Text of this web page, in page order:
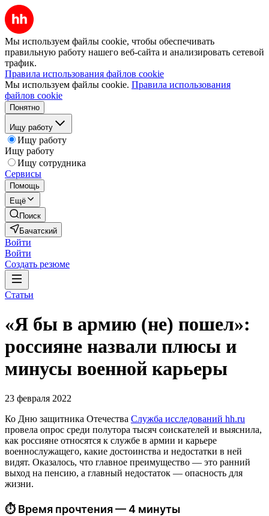
Мы используем файлы cookie, чтобы обеспечивать
правильную работу нашего веб-сайта и анализировать сетевой
трафик.
Правила использования файлов cookie
Мы используем файлы cookie. Правила использования
файлов cookie
Понятно
Ищу работу
Ищу работу
Ищу работу
Ищу сотрудника
Сервисы
Помощь
Ещё
Поиск
Бачатский
Войти
Войти
Создать резюме
Статьи
«Я бы в армию (не) пошел»:
россияне назвали плюсы и
минусы военной карьеры
23 февраля 2022
Ко Дню защитника Отечества Служба исследований hh.ru
провела опрос среди полутора тысяч соискателей и выяснила,
как россияне относятся к службе в армии и карьере
военнослужащего, какие достоинства и недостатки в ней
видят. Оказалось, что главное преимущество — это ранний
выход на пенсию, а главный недостаток — опасность для
жизни.
⏱ Время прочтения — 4 минуты